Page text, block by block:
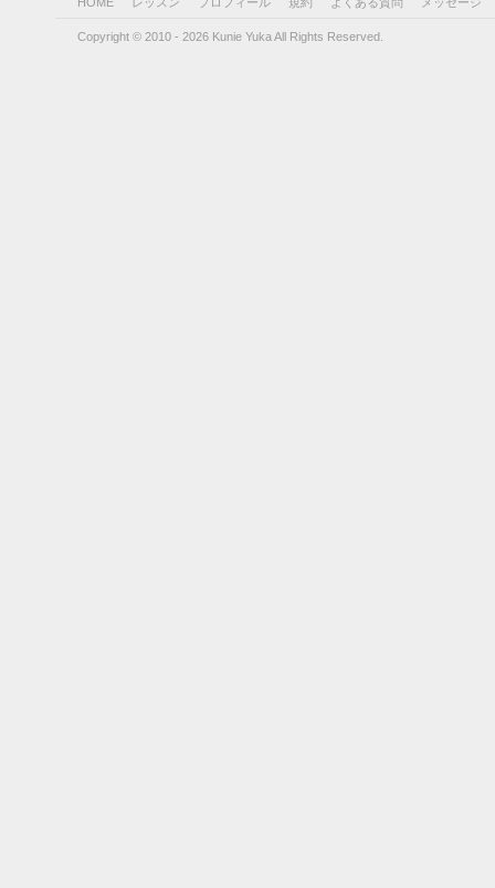
Copyright © 2010 - 2026 Kunie Yuka All Rights Reserved.